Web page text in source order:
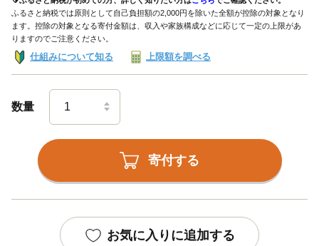
ふるさと納税では原則として自己負担額の2,000円を除いた全額が控除の対象となり
ます。控除の対象となる寄付金額は、収入や家族構成などに応じて一定の上限があ
りますのでご注意ください。
仕組みについて知る 上限額を調べる
数量
寄付する
お気に入りに追加する